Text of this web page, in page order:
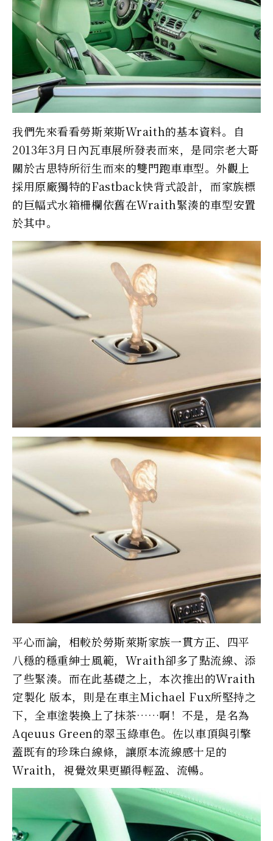
我們先來看看勞斯萊斯Wraith的基本資料。自
2013年3月日內瓦車展所發表而來，是同宗老大哥
關於古思特所衍生而來的雙門跑車車型。外觀上
採用原廠獨特的Fastback快背式設計，而家族標
的巨幅式水箱柵欄依舊在Wraith緊湊的車型安置
於其中。
平心而論，相較於勞斯萊斯家族一貫方正、四平
八穩的穩重紳士風範，Wraith卻多了點流線、添
了些緊湊。而在此基礎之上，本次推出的Wraith
定製化 版本，則是在車主Michael Fux所堅持之
下，全車塗裝換上了抹茶……啊！不是，是名為
Aqeuus Green的翠玉綠車色。佐以車頂與引擎
蓋既有的珍珠白線條，讓原本流線感十足的
Wraith，視覺效果更顯得輕盈、流暢。